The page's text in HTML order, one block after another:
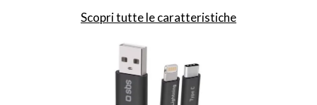
Scopri tutte le caratteristiche